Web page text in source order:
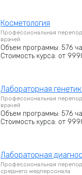
Косметология
Профессиональная
врачей
Объем программы: 576
Стоимость курса: от
Лабораторная
Профессиональная
врачей
Объем программы: 576
Стоимость курса: от
Лабораторная
Профессиональная
среднего медперсонала